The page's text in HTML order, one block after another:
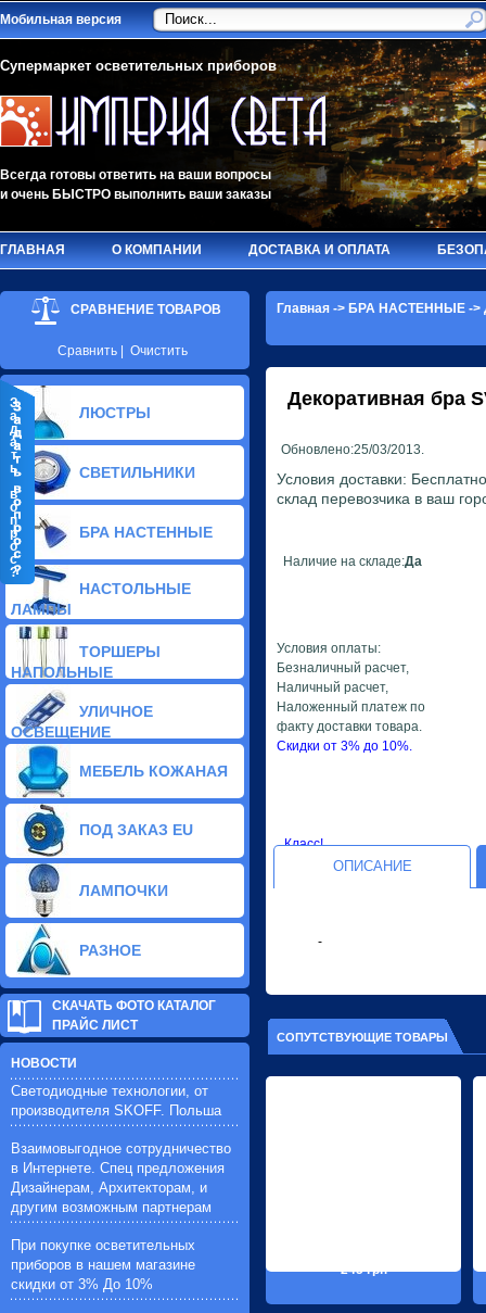
З
а
д
а
т
ь
в
о
п
р
о
с
?
Мобильная версия
Супермаркет осветительных приборов
Всегда готовы ответить на ваши вопросы
и очень БЫСТРО выполнить ваши заказы
ГЛАВНАЯ О КОМПАНИИ ДОСТАВКА И ОПЛАТА
Главная -> БРА НАСТЕННЫЕ ->
Декоративная бра
Обновлено:25/03/2013.
Наличие на складе:Да
Условия оплаты:
Безналичный расчет,
Наличный расчет,
Наложенный платеж по
факту доставки товара.
Скидки от 3% до 10%.
Условия доставки:
склад перевозчика в ваш
Класс!
ОПИСАНИЕ
-
СОПУТСТВУЮЩИЕ ТОВАРЫ
245 грн
СРАВНЕНИЕ ТОВАРОВ
Сравнить Очистить
ЛЮСТРЫ
СВЕТИЛЬНИКИ
БРА НАСТЕННЫЕ
Классические бра (31)
Стеклянные бра (115)
Тиффани бра (9)
Галогенные бра (14)
Хрустальные бра (5)
Светодиодные бра (2)
Декоративные бра (136)
НАСТОЛЬНЫЕ
ЛАМПЫ
ТОРШЕРЫ
НАПОЛЬНЫЕ
УЛИЧНОЕ
ОСВЕЩЕНИЕ
МЕБЕЛЬ КОЖАНАЯ
ПОД ЗАКАЗ EU
ЛАМПОЧКИ
РАЗНОЕ
СКАЧАТЬ ФОТО КАТАЛОГ
ПРАЙС ЛИСТ
НОВОСТИ
Светодиодные технологии, от
производителя SKOFF. Польша
Взаимовыгодное сотрудничество
в Интернете. Спец предложения
Дизайнерам, Архитекторам, и
другим возможным партнерам
При покупке осветительных
приборов в нашем магазине
скидки от 3% До 10%